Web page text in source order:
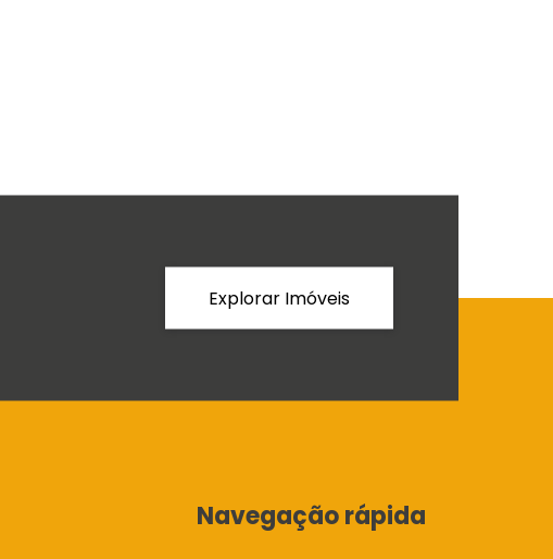
Explorar Imóveis
Navegação rápida